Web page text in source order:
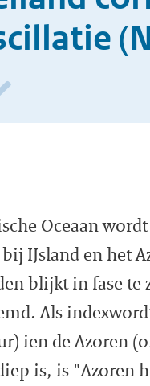
Oceaan
IJsland en het
blijkt in fase te
Als
ien de Azoren
is, is "Azoren